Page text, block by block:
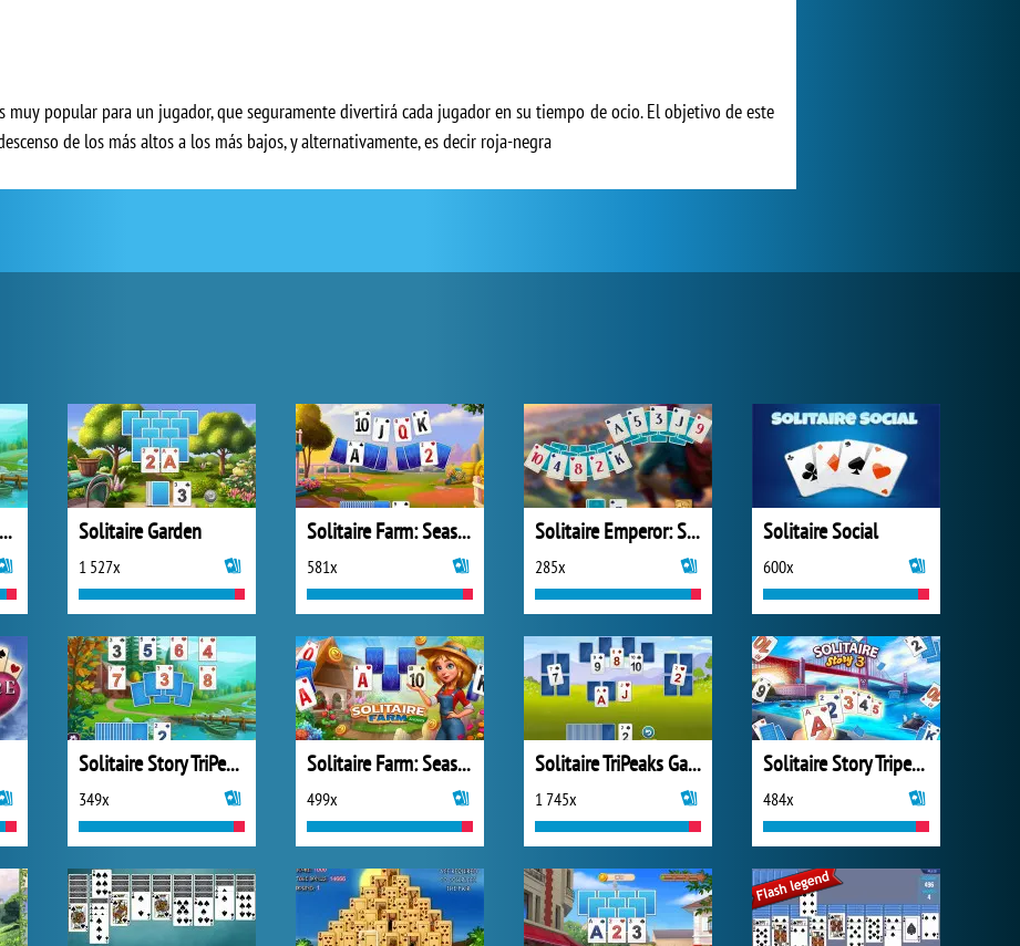
muy popular para un jugador, que seguramente divertirá cada jugador en su tiempo de ocio. El objetivo de este
de los más altos a los más bajos, y alternativamente, es decir roja-negra
Solitaire Story Tripeaks 4 Solitaire Garden
1 527x
Solitaire Farm: Seasons 2
581x
Solitaire Emperor: Secrets of Fate
285x
Solitaire Social
600x
Solitaire Story TriPeaks 5
349x
Solitaire Farm: Seasons
499x
Solitaire TriPeaks Garden
1 745x
Solitaire Story Tripeaks 3
484x